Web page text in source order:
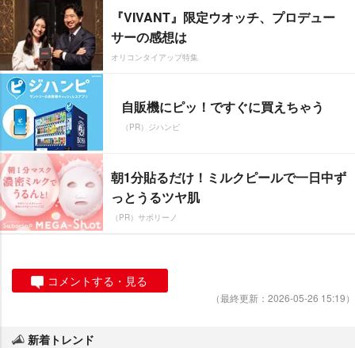
『VIVANT』限定ウオッチ、プロデュー
サーの感想は
オリコンタイアップ特集
自販機にピッ！ですぐに買えちゃう
（PR）ジハンピ
朝1分貼るだけ！ミルクピールで一日中ず
っとうるツヤ肌
（PR）サボリーノ
コメントする・見る
（最終更新：2026-05-26 15:19）
新着トレンド